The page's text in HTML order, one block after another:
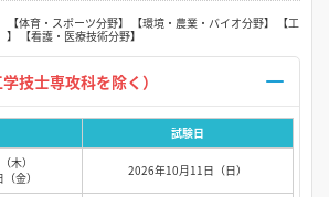
【体育・スポーツ分野】 【環境・農業・バイオ分野】 【工
【看護・医療技術分野】
試験日
木）
金）
2026年10月11日（日）